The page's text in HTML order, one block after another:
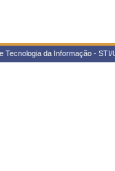
Tecnologia da Informação -